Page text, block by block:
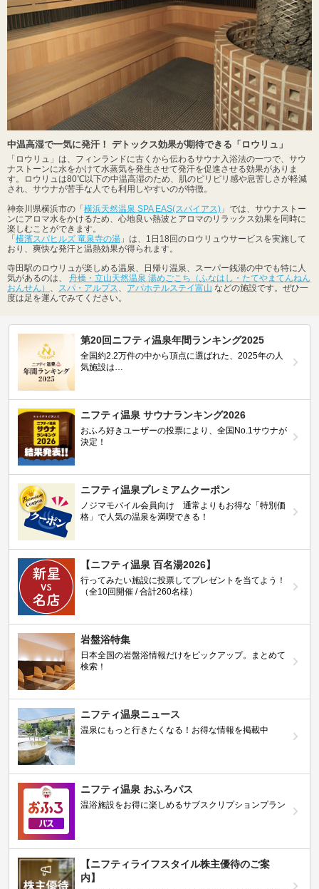
中温高湿で一気に発汗！ デトックス効果が期待できる「ロウリュ」
「ロウリュ」は、フィンランドに古くから伝わるサウナ入浴法の一つで、サウ
ナストーンに水をかけて水蒸気を発生させて発汗を促進させる効果がありま
す。ロウリュは80℃以下の中温高湿のため、肌のピリピリ感や息苦しさが軽減
され、サウナが苦手な人でも利用しやすいのが特徴。
神奈川県横浜市の「 横浜天然温泉 SPA EAS(スパイアス) 」では、サウナストー
ンにアロマ水をかけるため、心地良い熱波とアロマのリラックス効果を同時に
楽しむことができます。
「 横濱スパヒルズ 竜泉寺の湯 」は、1日18回のロウリュウサービスを実施して
おり、爽快な発汗と温熱効果が得られます。
寺田駅のロウリュが楽しめる温泉、日帰り温泉、スーパー銭湯の中でも特に人
気があるのは、 舟橋・立山天然温泉 湯めごこち（ふなはし・たてやまてんねん
おんせん） 、 スパ・アルプス、 アパホテルステイ富山 などの施設です。ぜひ一
度は足を運んでみてください。
第20回ニフティ温泉年間ランキング2025
全国約2.2万件の中から頂点に選ばれた、2025年の人
気施設は…
ニフティ温泉 サウナランキング2026
おふろ好きユーザーの投票により、全国No.1サウナが
決定！
ニフティ温泉プレミアムクーポン
ノジマモバイル会員向け 通常よりもお得な「特別価
格」で人気の温泉を満喫できる！
【ニフティ温泉 百名湯2026】
行ってみたい施設に投票してプレゼントを当てよう！
（全10回開催 / 合計260名様）
岩盤浴特集
日本全国の岩盤浴情報だけをピックアップ。まとめて
検索！
ニフティ温泉ニュース
温泉にもっと行きたくなる！お得な情報を掲載中
ニフティ温泉 おふろパス
温浴施設をお得に楽しめるサブスクリプションプラン
【ニフティライフスタイル株主優待のご案
内】